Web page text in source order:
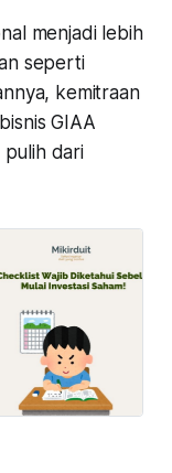
menjadi lebih
seperti
kemitraan
GIAA
pulih dari